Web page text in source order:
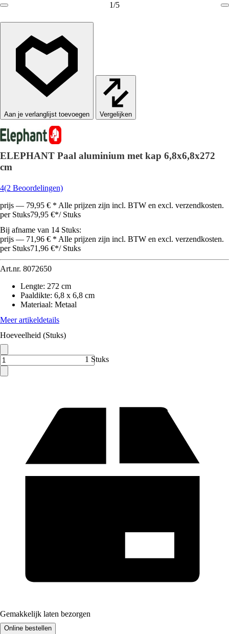
1/5
Vergelijken
ELEPHANT Paal aluminium met kap 6,8x6,8x272
cm
4(2 Beoordelingen)
prijs — 79,95 € * Alle prijzen zijn incl. BTW en excl. verzendkosten.
per Stuks79,95 €*/ Stuks
Bij afname van 14 Stuks:
prijs — 71,96 € * Alle prijzen zijn incl. BTW en excl. verzendkosten.
per Stuks71,96 €*/ Stuks
Art.nr. 8072650
Lengte: 272 cm
Paaldikte: 6,8 x 6,8 cm
Materiaal: Metaal
Meer artikeldetails
Hoeveelheid (Stuks)
1 Stuks
Gemakkelijk laten bezorgen
Online bestellen